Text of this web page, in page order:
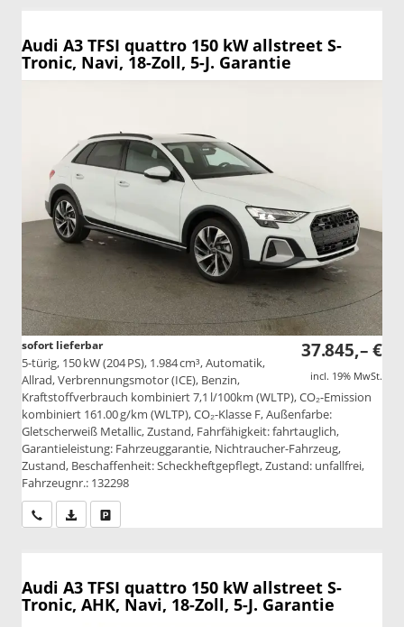
Audi A3 TFSI quattro 150 kW allstreet S-
Tronic, Navi, 18-Zoll, 5-J. Garantie
37.845,– €
incl. 19% MwSt.
sofort lieferbar
5-türig, 150 kW (204 PS), 1.984 cm³, Automatik,
Allrad, Verbrennungsmotor (ICE), Benzin,
Kraftstoffverbrauch kombiniert 7,1 l/100km (WLTP), CO₂-Emission
kombiniert 161.00 g/km (WLTP), CO₂-Klasse F, Außenfarbe:
Gletscherweiß Metallic, Zustand, Fahrfähigkeit: fahrtauglich,
Garantieleistung: Fahrzeuggarantie, Nichtraucher-Fahrzeug,
Zustand, Beschaffenheit: Scheckheftgepflegt, Zustand: unfallfrei,
Fahrzeugnr.: 132298
Wir rufen Sie anPDF-Datei, Fahrzeugexposé drucken
Audi A3 TFSI quattro 150 kW allstreet S-
Tronic, AHK, Navi, 18-Zoll, 5-J. Garantie